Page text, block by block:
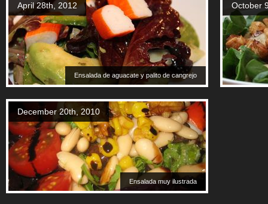
Ensalada de aguacate y palito de cangrejo
April 28th, 2012 October
Ensalada muy ilustrada
December 20th, 2010